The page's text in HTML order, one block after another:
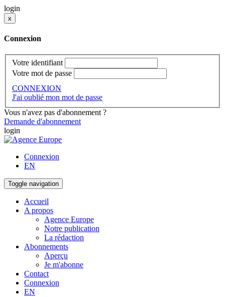
login
x
Connexion
Votre identifiant
Votre mot de passe
CONNEXION
J'ai oublié mon mot de passe
Vous n'avez pas d'abonnement ?
Demande d'abonnement
login
Connexion
EN
Toggle navigation
Accueil
A propos
Agence Europe
Notre publication
La rédaction
Abonnements
Aperçu
Je m'abonne
Contact
Connexion
EN